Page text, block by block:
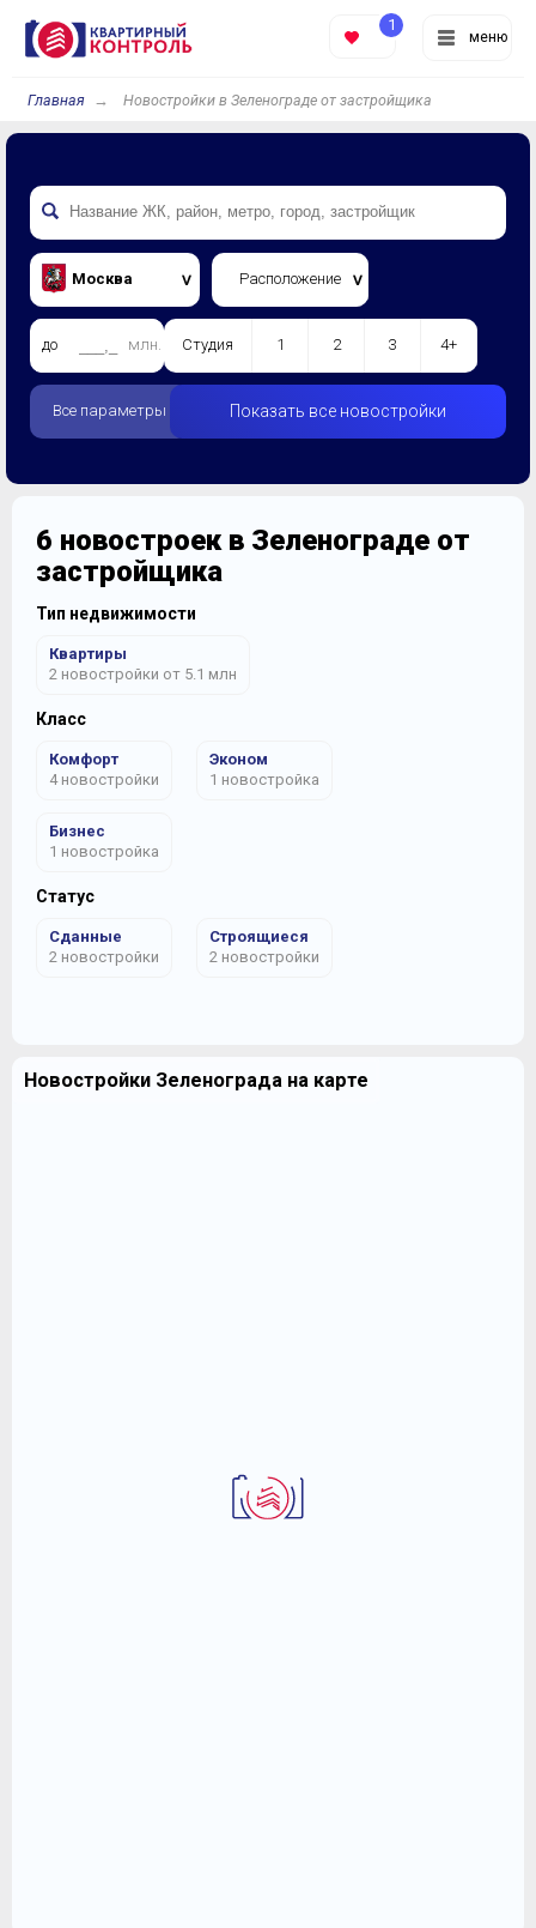
меню
1
Главная Новостройки в Зеленограде от застройщика
Москва Расположение
до млн. Студия 1 2 3 4+
Все параметры Показать все новостройки
6 новостроек в Зеленограде от
застройщика
Тип недвижимости
Квартиры
2 новостройки от 5.1 млн
Класс
Комфорт
4 новостройки
Эконом
1 новостройка
Бизнес
1 новостройка
Статус
Сданные
2 новостройки
Строящиеся
2 новостройки
Новостройки Зеленограда на карте